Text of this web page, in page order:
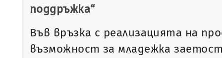
поддръжка“
Във връзка с реализацията на
възможност за младежка